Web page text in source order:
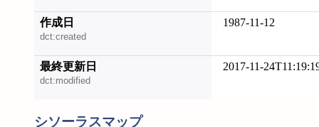
作成日
dct:created
1987-11-12
最終更新日
dct:modified
2017-11-
シソーラスマップ